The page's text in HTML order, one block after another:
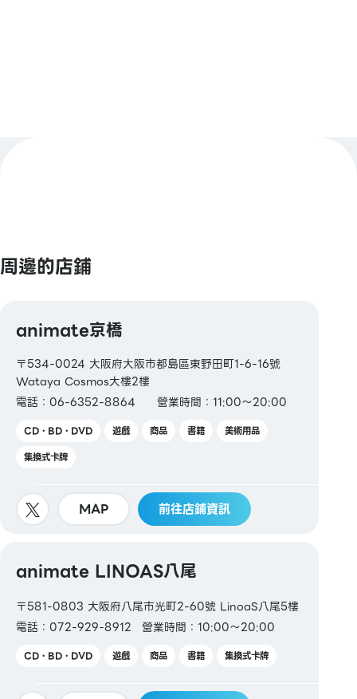
ICOCA / SUGOCA / nimoca / Hayakaken
【禮品卡・商品券】
JCB 禮品卡 / VISA 禮品卡
【圖書券・圖書卡NEXT】
周邊的店鋪
animate京橋
〒534-0024 大阪府大阪市都島區東野田町1-6-16號
Wataya Cosmos大樓2樓
電話：06-6352-8864
營業時間：11:00～20:00
CD・BD・DVD 遊戲 商品 書籍
美術用品
集換式卡牌
MAP 前往店鋪資訊
animate LINOAS八尾
〒581-0803 大阪府八尾市光町2-60號 LinoaS八尾5樓
電話：072-929-8912
營業時間：10:00～20:00
CD・BD・DVD 遊戲 商品 書籍 集換式卡牌